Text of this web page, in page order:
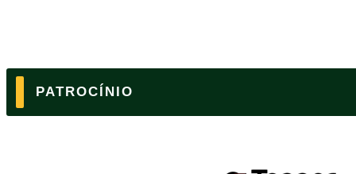
PATROCÍNIO